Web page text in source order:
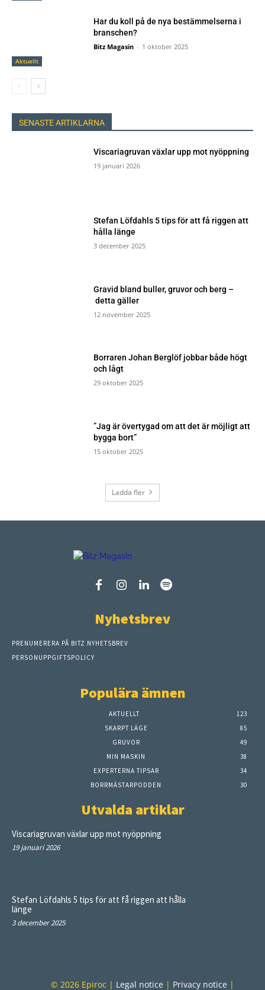
Aktuellt
Har du koll på de nya bestämmelserna i
branschen?
Bitz Magasin - 1 oktober 2025
SENASTE ARTIKLARNA
Viscariagruvan växlar upp mot nyöppning
19 januari 2026
Stefan Löfdahls 5 tips för att få riggen att
hålla länge
3 december 2025
Gravid bland buller, gruvor och berg –
detta gäller
12 november 2025
Borraren Johan Berglöf jobbar både högt
och lågt
29 oktober 2025
”Jag är övertygad om att det är möjligt att
bygga bort”
15 oktober 2025
Ladda fler
Nyhetsbrev
PRENUMERERA PÅ BITZ NYHETSBREV
PERSONUPPGIFTSPOLICY
Populära ämnen
AKTUELLT
123
SKARPT LÄGE
85
GRUVOR
49
MIN MASKIN
38
EXPERTERNA TIPSAR
34
BORRMÄSTARPODDEN
30
Utvalda artiklar
Viscariagruvan växlar upp mot nyöppning
19 januari 2026
Stefan Löfdahls 5 tips för att få riggen att hålla
länge
3 december 2025
© 2026 Epiroc | Legal notice | Privacy notice |